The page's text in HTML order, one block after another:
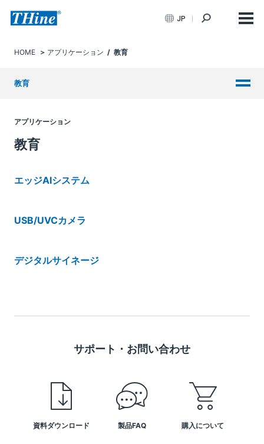
JP
HOME アプリケーション / 教育
教育
アプリケーション
教育
エッジAIシステム
USB/UVCカメラ
デジタルサイネージ
サポート・お問い合わせ
資料ダウンロード 製品FAQ 購入について